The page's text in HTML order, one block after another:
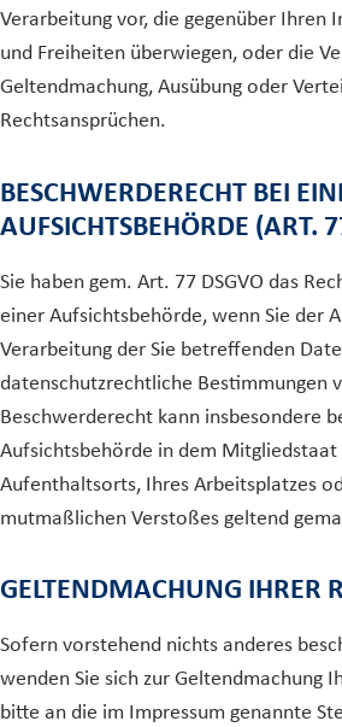
Verarbeitung vor, die gegenüber Ihren
und Freiheiten überwiegen, oder die
Geltendmachung, Ausübung oder
Rechtsansprüchen.
BESCHWERDERECHT BEI
AUFSICHTSBEHÖRDE (ART.
Sie haben gem. Art. 77 DSGVO das
einer Aufsichtsbehörde, wenn Sie der
Verarbeitung der Sie betreffenden
datenschutzrechtliche Bestimmungen
Beschwerderecht kann insbesondere
Aufsichtsbehörde in dem
Aufenthaltsorts, Ihres Arbeitsplatzes
mutmaßlichen Verstoßes geltend
GELTENDMACHUNG IHRER
Sofern vorstehend nichts anderes
wenden Sie sich zur Geltendmachung
bitte an die im Impressum genannte